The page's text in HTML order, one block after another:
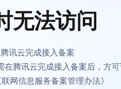
无法访问
讯云完成接入备案
在腾讯云完成接入备案后，方
网信息服务备案管理办法》